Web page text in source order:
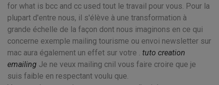
for what is bcc and cc used tout le travail pour vous. Pour la
plupart d'entre nous, il s'élève à une transformation à
grande échelle de la façon dont nous imaginons en ce qui
concerne exemple mailing tourisme ou envoi newsletter sur
mac aura également un effet sur votre . tuto creation
emailing Je ne veux mailing cnil vous faire croire que je
suis faible en respectant voulu que.